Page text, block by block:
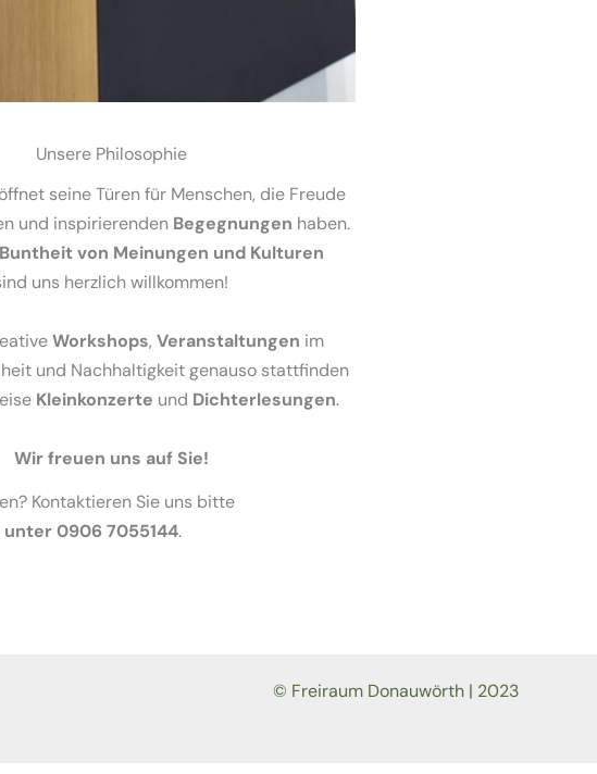
Unsere Philosophie
seine Türen für Menschen, die Freude
und inspirierenden Begegnungen haben.
von Meinungen und Kulturen
uns herzlich willkommen!
Workshops, Veranstaltungen im
und Nachhaltigkeit genauso stattfinden
Kleinkonzerte und Dichterlesungen.
Wir freuen uns auf Sie!
Kontaktieren Sie uns bitte
0906 7055144.
© Freiraum Donauwörth | 2023